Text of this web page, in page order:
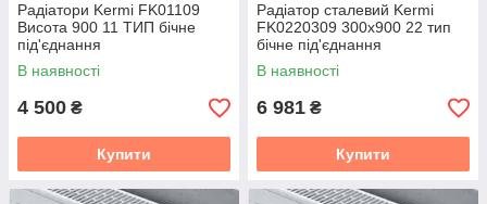
Радіатори Kermi FK01109
Висота 900 11 ТИП бічне
під'єднання
В наявності
4 500 ₴
Купити
Радіатор сталевий Kermi
FK0220309 300x900 22 тип
бічне під'єднання
В наявності
6 981 ₴
Купити